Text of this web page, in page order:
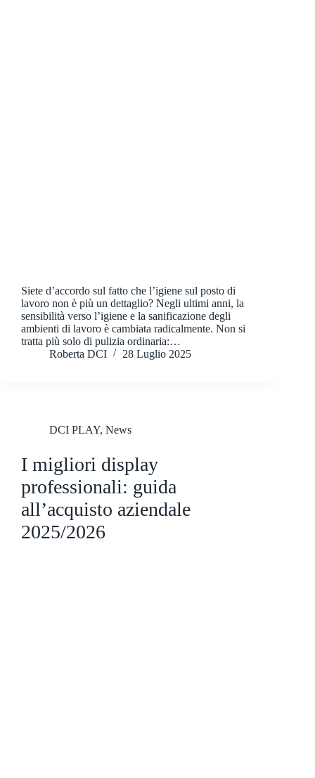
Siete d’accordo sul fatto che l’igiene sul posto di
lavoro non è più un dettaglio? Negli ultimi anni, la
sensibilità verso l’igiene e la sanificazione degli
ambienti di lavoro è cambiata radicalmente. Non si
tratta più solo di pulizia ordinaria:…
Roberta DCI
28 Luglio 2025
DCI PLAY, News
I migliori display
professionali: guida
all’acquisto aziendale
2025/2026